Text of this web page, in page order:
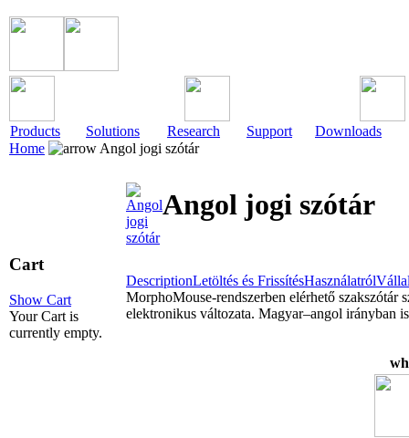
Products Solutions Research Support
Downloads
Home
Angol jogi szótár
Cart
Show Cart
Your Cart is
currently empty.
Angol jogi szótár
DescriptionLetöltés és FrissítésHasználatról
MorphoMouse-rendszerben elérhető szakszótár
elektronikus változata. Magyar–angol irányban